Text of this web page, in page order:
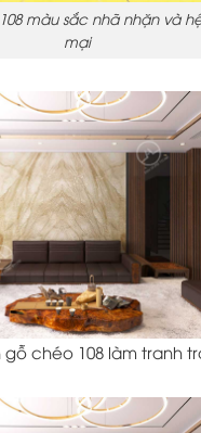
màu sắc nhã nhặn và
mại
chéo 108 làm tranh